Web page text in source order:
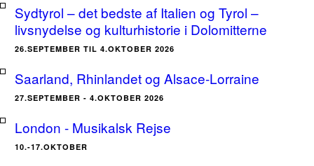
Sydtyrol – det bedste af Italien og Tyrol –
livsnydelse og kulturhistorie i Dolomitterne
26.SEPTEMBER TIL 4.OKTOBER 2026
Saarland, Rhinlandet og Alsace-Lorraine
27.SEPTEMBER - 4.OKTOBER 2026
London - Musikalsk Rejse
10.-17.OKTOBER